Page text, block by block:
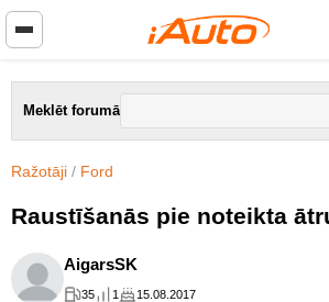
Meklēt forumā
Ražotāji / Ford
Raustīšanās pie noteikta
AigarsSK
35 1 15.08.2017